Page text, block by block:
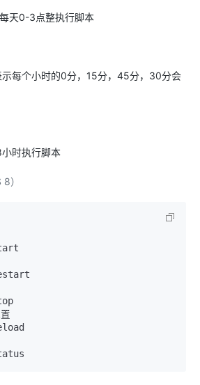
天0-3点整执行脚本
示每个小时的0分，15分，45分，30分会
时执行脚本
）